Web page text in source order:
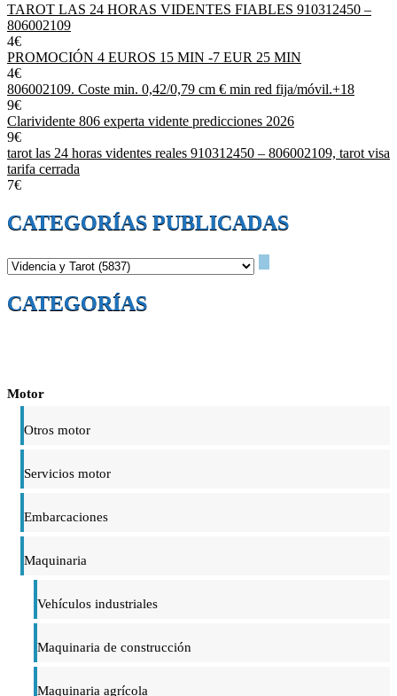
TAROT LAS 24 HORAS VIDENTES FIABLES 910312450 –
806002109
4€
PROMOCIÓN 4 EUROS 15 MIN -7 EUR 25 MIN
4€
806002109. Coste min. 0,42/0,79 cm € min red fija/móvil.+18
9€
Clarividente 806 experta vidente predicciones 2026
9€
tarot las 24 horas videntes reales 910312450 – 806002109, tarot visa
tarifa cerrada
7€
CATEGORÍAS PUBLICADAS
CATEGORÍAS
Motor
Otros motor
Servicios motor
Embarcaciones
Maquinaria
Vehículos industriales
Maquinaria de construcción
Maquinaria agrícola